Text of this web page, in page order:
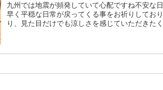
九州では地震が頻発していて心配ですね不安な
早く平穏な日常が戻ってくる事をお祈りしてお
り、見た目だけでも涼しさを感じていただきた